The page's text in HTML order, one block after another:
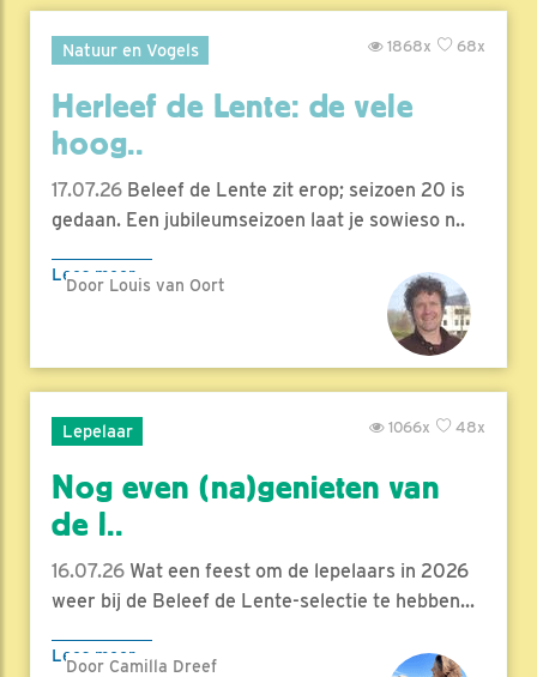
Natuur en Vogels 68x
1868x
Herleef de Lente: de vele
hoog..
17.07.26 Beleef de Lente zit erop; seizoen 20 is
gedaan. Een jubileumseizoen laat je sowieso n..
Lees meer
Door Louis van Oort
Lepelaar 48x
1066x
Nog even (na)genieten van
de l..
16.07.26 Wat een feest om de lepelaars in 2026
weer bij de Beleef de Lente-selectie te hebben...
Lees meer
Door Camilla Dreef